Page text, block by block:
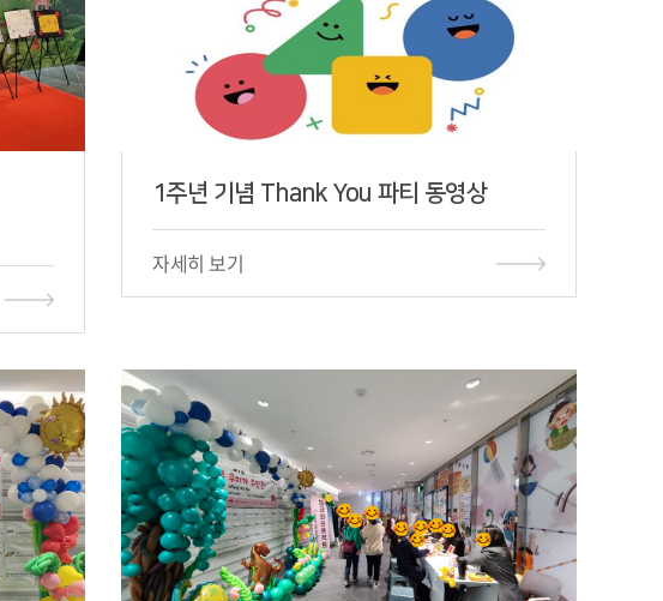
1주년 기념 Thank You 파티 동영상
자세히 보기